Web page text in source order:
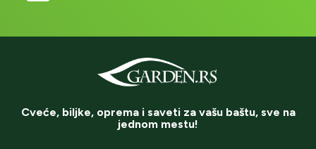
Cveće, biljke, oprema i saveti za vašu baštu, sve na
jednom mestu!